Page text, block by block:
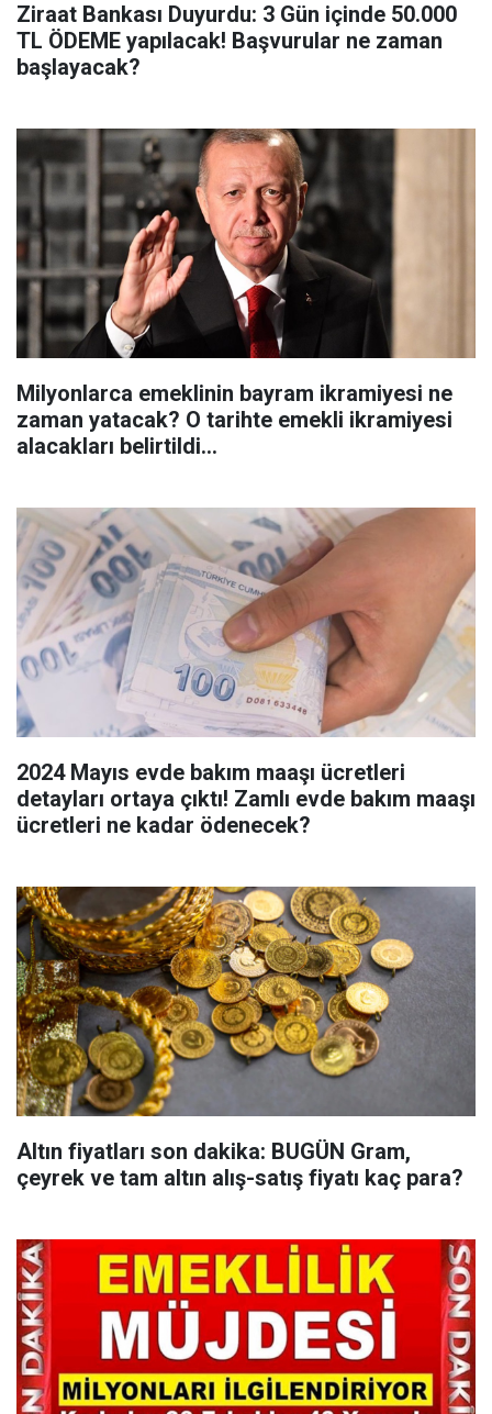
Ziraat Bankası Duyurdu: 3 Gün içinde 50.000
TL ÖDEME yapılacak! Başvurular ne zaman
başlayacak?
Milyonlarca emeklinin bayram ikramiyesi ne
zaman yatacak? O tarihte emekli ikramiyesi
alacakları belirtildi...
2024 Mayıs evde bakım maaşı ücretleri
detayları ortaya çıktı! Zamlı evde bakım maaşı
ücretleri ne kadar ödenecek?
Altın fiyatları son dakika: BUGÜN Gram,
çeyrek ve tam altın alış-satış fiyatı kaç para?